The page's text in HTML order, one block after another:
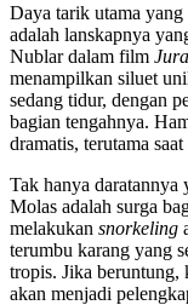
Daya tarik utama
adalah lanskapnya
Nublar dalam film
menampilkan siluet
sedang tidur, dengan
bagian tengahnya.
dramatis, terutama
Tak hanya daratannya
Molas adalah surga
melakukan snorkeling
terumbu karang yang
tropis. Jika beruntung,
akan menjadi